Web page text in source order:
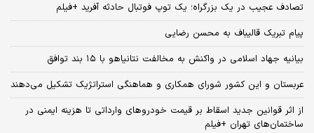
تصادف عجیب در یک بزرگراه؛ یک توپ فوتبال حادثه‌ آفرید +فیلم
پیام تبریک قالیباف به محسن رضایی
بیانیه جهاد اسلامی در واکنش به مخالفت نتانیاهو با ۱۵ بند توافق
عربستان و این کشور شورای همکاری و هماهنگی استراتژیک تشکیل می‌دهند
از اثر قوانین جدید اسقاط بر قیمت خودروهای وارداتی تا هزینه ایمنی در
ساختمان‌های تهران +فیلم